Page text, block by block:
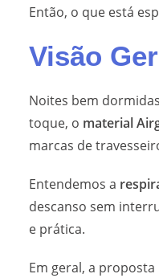
Então, o que está
Visão
Noites bem
toque, o material
marcas de
Entendemos a
descanso sem
e prática.
Em geral, a